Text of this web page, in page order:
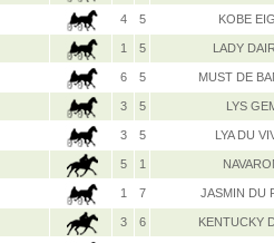
4 5 KOBE
1 5 LADY
6 5 MUST DE
3 5 LYS
3 5 LYA DU
5 1
1 7 JASMIN DU
3 6 KENTUCKY